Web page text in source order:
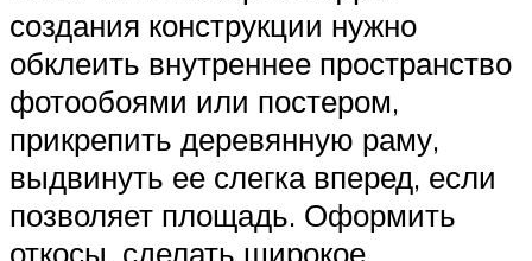
создания конструкции нужно
обклеить внутреннее пространство
фотообоями или постером,
прикрепить деревянную раму,
выдвинуть ее слегка вперед, если
позволяет площадь. Оформить
откосы, сделать широкое